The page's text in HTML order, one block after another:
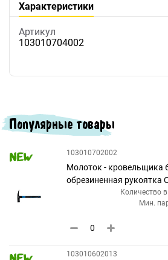
Характеристики
Артикул
103010704002
Популярные товары
103010702002
Молоток - кровельщика
обрезиненная рукоятка
Количество
Мин.
103010602013